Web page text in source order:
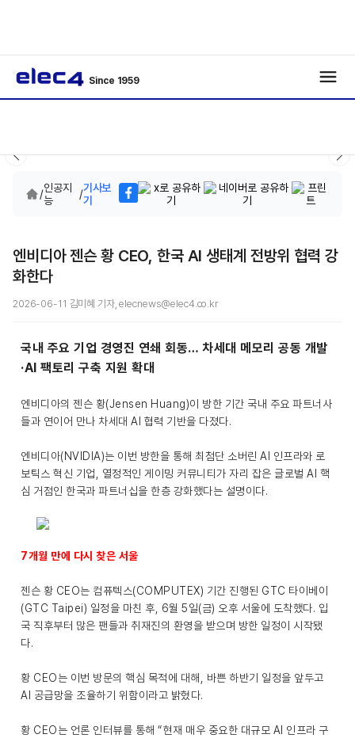
Since 1959
/인공지
능
/기사보
기
엔비디아 젠슨 황 CEO, 한국 AI 생태계 전방위 협력 강
화한다
2026-06-11 김미혜 기자, elecnews@elec4.co.kr
국내 주요 기업 경영진 연쇄 회동… 차세대 메모리 공동 개발
·AI 팩토리 구축 지원 확대
엔비디아의 젠슨 황(Jensen Huang)이 방한 기간 국내 주요 파트너사
들과 연이어 만나 차세대 AI 협력 기반을 다졌다.
엔비디아(NVIDIA)는 이번 방한을 통해 최첨단 소버린 AI 인프라와 로
보틱스 혁신 기업, 열정적인 게이밍 커뮤니티가 자리 잡은 글로벌 AI 핵
심 거점인 한국과 파트너십을 한층 강화했다는 설명이다.
7개월 만에 다시 찾은 서울
젠슨 황 CEO는 컴퓨텍스(COMPUTEX) 기간 진행된 GTC 타이베이
(GTC Taipei) 일정을 마친 후, 6월 5일(금) 오후 서울에 도착했다. 입
국 직후부터 많은 팬들과 취재진의 환영을 받으며 방한 일정이 시작됐
다.
황 CEO는 이번 방문의 핵심 목적에 대해, 바쁜 하반기 일정을 앞두고
AI 공급망을 조율하기 위함이라고 밝혔다.
황 CEO는 언론 인터뷰를 통해 “현재 매우 중요한 대규모 AI 인프라 구